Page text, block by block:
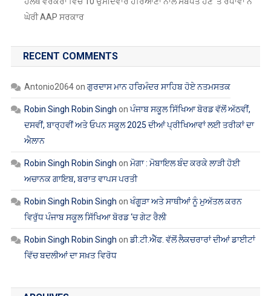
Robin Singh Robin Singh
ਐਲਾਨ
ਅਚਾਨਕ ਗਾਇਬ, ਬਰਾਤ ਵਾਪਸ ਪਰਤੀ
Robin Singh Robin Singh onਖੰਗੂੜਾ ਅਤੇ ਸਾਥੀਆਂ ਨੂੰ ਮੁਅੱਤਲ ਕਰਨ
ਵਿਰੁੱਧ ਪੰਜਾਬ ਸਕੂਲ ਸਿੱਖਿਆ ਬੋਰਡ ‘ਚ ਗੇਟ ਰੈਲੀ
ਵਿੱਚ ਬਦਲੀਆਂ ਦਾ ਸਖ਼ਤ ਵਿਰੋਧ
ARCHIVES
ਅਗਸਤ 2026
ਜੁਲਾਈ 2026